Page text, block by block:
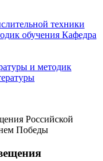
техники
обучения Кафедра
и методик
Российской
Победы